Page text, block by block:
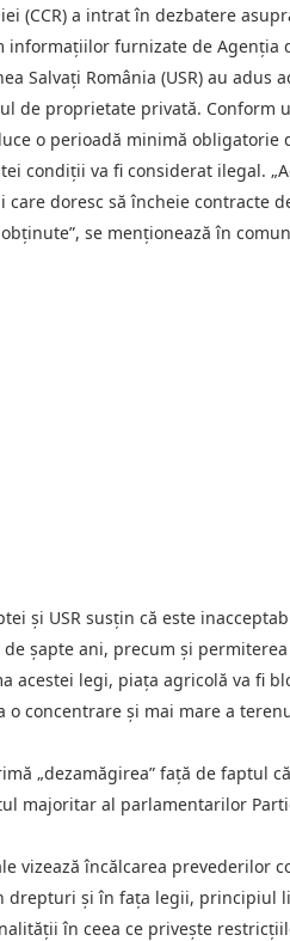
(CCR) a intrat în dezbatere
furnizate de Agenția
Salvați România (USR) au adus
de proprietate privată. Conform
o perioadă minimă
condiții va fi considerat ilegal.
doresc să încheie contracte
se menționează în
și USR susțin că este
șapte ani, precum și
acestei legi, piața agricolă va fi
o concentrare și mai mare a
„dezamăgirea” față de faptul
majoritar al parlamentarilor
vizează încălcarea prevederilor
și în fața legii, principiul
în ceea ce privește